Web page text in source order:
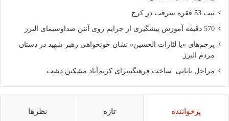
ثبت 53 فقره سرقت در کرج
570 دقیقه آموزش پیشگیری از جرایم روی آنتن صداوسیمای البرز
پرچم‌های «یا لثارات الحسین» نشان خونخواهی رهبر شهید در دستان
مردم البرز
مراحل پایانی ساخت فرهنگسرای کریم‌آباد مشکین دشت
پرخواننده تازه نظرها